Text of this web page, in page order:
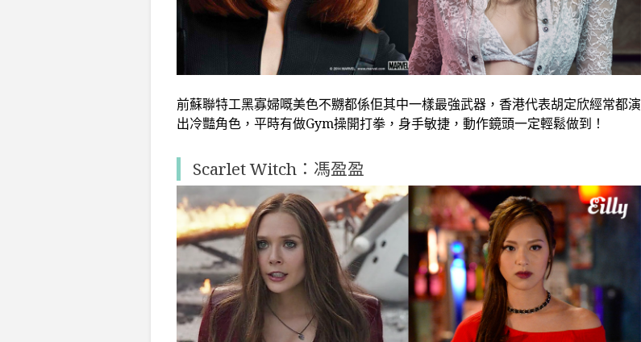
前蘇聯特工黑寡婦嘅美色不嬲都係佢其中一樣最強武器，香港代表胡定欣經常都演
出冷豔角色，平時有做Gym操開打拳，身手敏捷，動作鏡頭一定輕鬆做到！
Scarlet Witch：馮盈盈